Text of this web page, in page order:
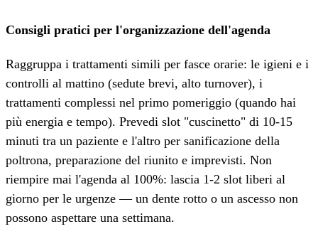
Consigli pratici per l'organizzazione dell'agenda
Raggruppa i trattamenti simili per fasce orarie: le igieni e i
controlli al mattino (sedute brevi, alto turnover), i
trattamenti complessi nel primo pomeriggio (quando hai
più energia e tempo). Prevedi slot "cuscinetto" di 10-15
minuti tra un paziente e l'altro per sanificazione della
poltrona, preparazione del riunito e imprevisti. Non
riempire mai l'agenda al 100%: lascia 1-2 slot liberi al
giorno per le urgenze — un dente rotto o un ascesso non
possono aspettare una settimana.